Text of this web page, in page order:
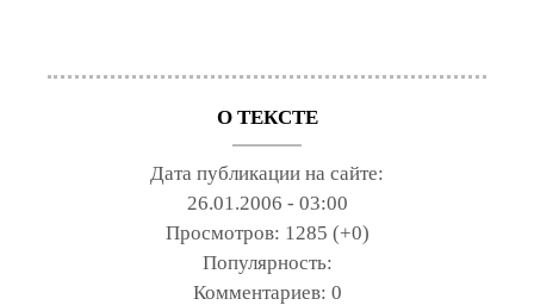
О ТЕКСТЕ
Дата публикации на сайте:
26.01.2006 - 03:00
Просмотров: 1285 (+0)
Популярность:
Комментариев: 0